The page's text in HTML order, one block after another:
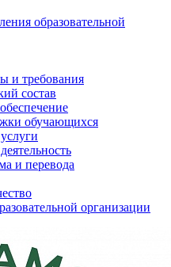
образовательной
и требования
состав
обучающихся
и перевода
организации